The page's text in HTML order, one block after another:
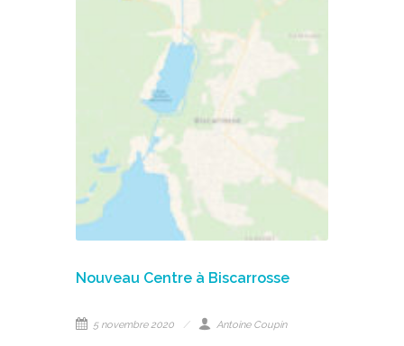
Nouveau Centre à Biscarrosse
5 novembre 2020 Antoine Coupin